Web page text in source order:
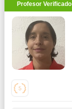
Profesor Verificado